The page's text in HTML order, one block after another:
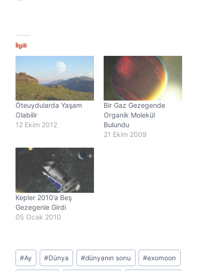
n
r
.
.
İlgili
Öteuydularda Yaşam
Olabilir
12 Ekim 2012
Bir Gaz Gezegende
Organik Molekül
Bulundu
21 Ekim 2009
Kepler 2010’a Beş
Gezegenle Girdi
05 Ocak 2010
Post
Tags:
#Ay #Dünya #dünyanın sonu #exomoon